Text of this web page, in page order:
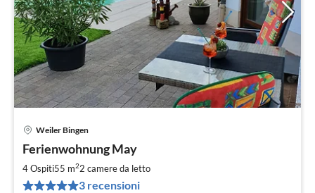
Weiler Bingen
Ferienwohnung May
4 Ospiti55 m22 camere da letto
3 recensioni